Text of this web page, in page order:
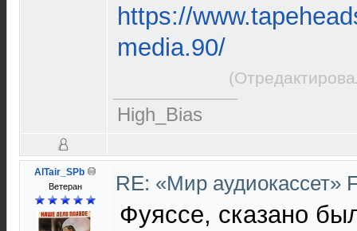
https://
media.90/
High_Bias
AlTair_SPb
Ветеран RE: «Мир аудиокассет»
Фуяссе, сказано